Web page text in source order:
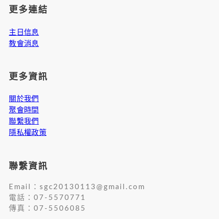
更多連結
主日信息
教會消息
更多資訊
關於我們
聚會時間
聯繫我們
隱私權政策
聯繫資訊
Email：sgc20130113@gmail.com
電話：07-5570771
傳真：07-5506085